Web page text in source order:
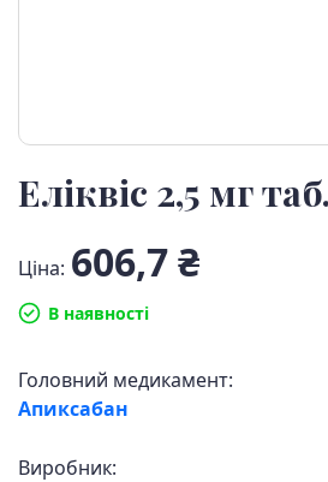
Еліквіс 2,5 мг
Ціна: 606,7 ₴
В наявності
Головний медикамент:
Апиксабан
Виробник: